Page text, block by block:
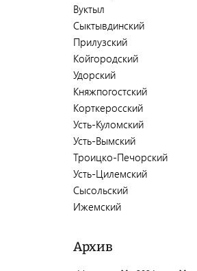
Вуктыл
Сыктывдинский
Прилузский
Койгородский
Удорский
Княжпогостский
Корткеросский
Усть-Куломский
Усть-Вымский
Троицко-Печорский
Усть-Цилемский
Сысольский
Ижемский
Архив